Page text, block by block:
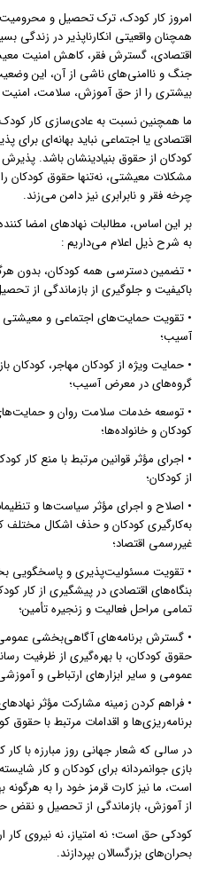
امروز کار کودک، ترک تحصیل و
همچنان واقعیتی انکارناپذیر در زندگی
اقتصادی، گسترش فقر، کاهش امنیت
جنگ و ناامنی‌های ناشی از آن، این
بیشتری را از حق آموزش، سلامت،
ما همچنین نسبت به عادی‌سازی کار
اقتصادی یا اجتماعی نباید بهانه‌ای
کودکان از حقوق بنیادینشان باشد.
مشکلات معیشتی، نه‌تنها حقوق کودکان را
چرخه فقر و نابرابری نیز دامن می‌زند.
به شرح ذیل اعلام می‌داریم :
• تضمین دسترسی همه کودکان، بدون
باکیفیت و جلوگیری از بازماندگی از
• تقویت حمایت‌های اجتماعی و معیشتی
آسیب؛
• حمایت ویژه از کودکان مهاجر، کودکان
گروه‌های در معرض آسیب؛
• توسعه خدمات سلامت روان و
کودکان و خانواده‌ها؛
• اجرای مؤثر قوانین مرتبط با منع کار
از کودکان؛
• اصلاح و اجرای مؤثر سیاست‌ها و
به‌کارگیری کودکان و حذف اشکال
غیررسمی اقتصاد؛
• تقویت مسئولیت‌پذیری و پاسخگویی
بنگاه‌های اقتصادی در پیشگیری از کار
تمامی مراحل فعالیت و زنجیره تأمین؛
• گسترش برنامه‌های آگاهی‌بخشی عمومی
حقوق کودکان، با بهره‌گیری از ظرفیت
عمومی و سایر ابزارهای ارتباطی و
• فراهم کردن زمینه مشارکت مؤثر
برنامه‌ریزی‌ها و اقدامات مرتبط با حقوق
در سالی که شعار جهانی روز مبارزه با
بازی جوانمردانه برای کودکان و کار
است، ما نیز کارت قرمز خود را به
از آموزش، بازماندگی از تحصیل و
کودکی حق است؛ نه امتیاز، نه نیروی کار
بحران‌های بزرگسالان بپردازند.